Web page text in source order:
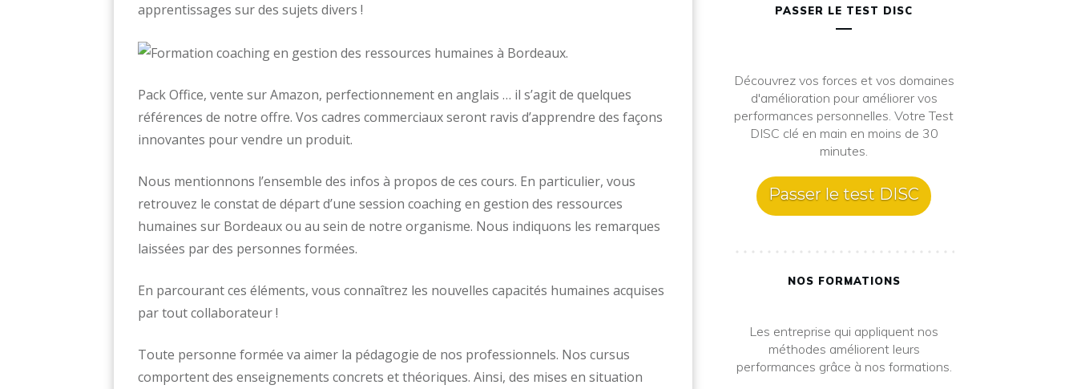
apprentissages sur des sujets divers !
Pack Office, vente sur Amazon, perfectionnement en anglais … il s’agit de quelques
références de notre offre. Vos cadres commerciaux seront ravis d’apprendre des façons
innovantes pour vendre un produit.
Nous mentionnons l’ensemble des infos à propos de ces cours. En particulier, vous
retrouvez le constat de départ d’une session coaching en gestion des ressources
humaines sur Bordeaux ou au sein de notre organisme. Nous indiquons les remarques
laissées par des personnes formées.
En parcourant ces éléments, vous connaîtrez les nouvelles capacités humaines acquises
par tout collaborateur !
Toute personne formée va aimer la pédagogie de nos professionnels. Nos cursus
comportent des enseignements concrets et théoriques. Ainsi, des mises en situation
PASSER LE TEST DISC
Découvrez vos forces et vos domaines
d'amélioration pour améliorer vos
performances personnelles. Votre Test
DISC clé en main en moins de 30
minutes.
Passer le test DISC
NOS FORMATIONS
Les entreprise qui appliquent nos
méthodes améliorent leurs
performances grâce à nos formations.